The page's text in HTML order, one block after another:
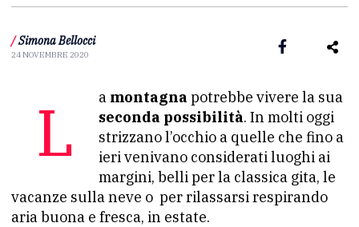
/ Simona Bellocci
24 NOVEMBRE 2020
La montagna potrebbe vivere la sua
seconda possibilità. In molti oggi
strizzano l’occhio a quelle che fino a
ieri venivano considerati luoghi ai
margini, belli per la classica gita, le
vacanze sulla neve o per rilassarsi respirando
aria buona e fresca, in estate.